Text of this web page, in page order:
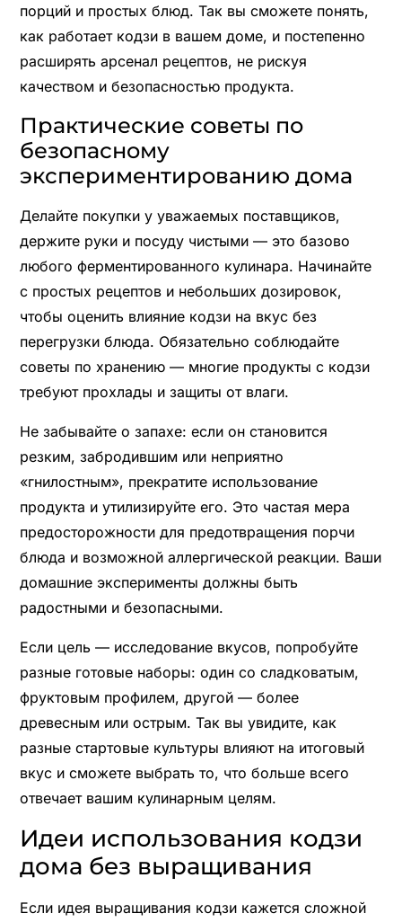
порций и простых блюд. Так вы сможете понять,
как работает кодзи в вашем доме, и постепенно
расширять арсенал рецептов, не рискуя
качеством и безопасностью продукта.
Практические советы по
безопасному
экспериментированию дома
Делайте покупки у уважаемых поставщиков,
держите руки и посуду чистыми — это базово
любого ферментированного кулинара. Начинайте
с простых рецептов и небольших дозировок,
чтобы оценить влияние кодзи на вкус без
перегрузки блюда. Обязательно соблюдайте
советы по хранению — многие продукты с кодзи
требуют прохлады и защиты от влаги.
Не забывайте о запахе: если он становится
резким, забродившим или неприятно
«гнилостным», прекратите использование
продукта и утилизируйте его. Это частая мера
предосторожности для предотвращения порчи
блюда и возможной аллергической реакции. Ваши
домашние эксперименты должны быть
радостными и безопасными.
Если цель — исследование вкусов, попробуйте
разные готовые наборы: один со сладковатым,
фруктовым профилем, другой — более
древесным или острым. Так вы увидите, как
разные стартовые культуры влияют на итоговый
вкус и сможете выбрать то, что больше всего
отвечает вашим кулинарным целям.
Идеи использования кодзи
дома без выращивания
Если идея выращивания кодзи кажется сложной